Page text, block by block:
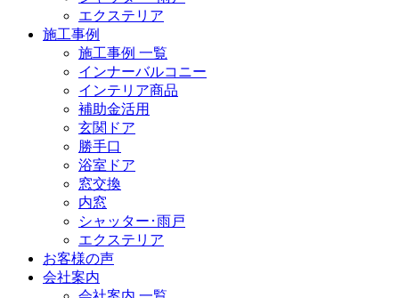
エクステリア
施工事例
施工事例 一覧
インナーバルコニー
インテリア商品
補助金活用
玄関ドア
勝手口
浴室ドア
窓交換
内窓
シャッター･雨戸
エクステリア
お客様の声
会社案内